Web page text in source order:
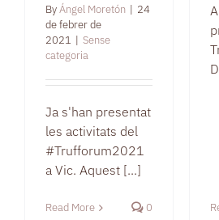
ByÁngel Moretón | 24
de febrer de
2021 | Sense
categoria
Ja s'han presentat
les activitats del
#Trufforum2021
a Vic. Aquest [...]
Read More 0